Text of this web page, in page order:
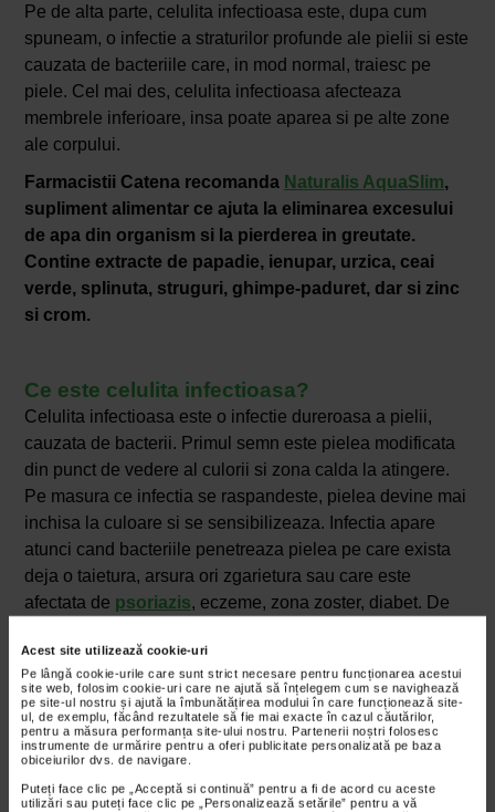
Acest site utilizează cookie-uri
Pe lângă cookie-urile care sunt strict necesare pentru funcționarea acestui
site web, folosim cookie-uri care ne ajută să înțelegem cum se navighează
pe site-ul nostru și ajută la îmbunătățirea modului în care funcționează site-
ul, de exemplu, făcând rezultatele să fie mai exacte în cazul căutărilor,
pentru a măsura performanța site-ului nostru. Partenerii noștri folosesc
instrumente de urmărire pentru a oferi publicitate personalizată pe baza
obiceiurilor dvs. de navigare.
Puteți face clic pe „Acceptă si continuă” pentru a fi de acord cu aceste
utilizări sau puteți face clic pe „Personalizează setările” pentru a vă
Pe de alta parte, celulita infectioasa este, dupa cum
spuneam, o infectie a straturilor profunde ale pielii si este
cauzata de bacteriile care, in mod normal, traiesc pe
piele. Cel mai des, celulita infectioasa afecteaza
membrele inferioare, insa poate aparea si pe alte zone
ale corpului.
Farmacistii Catena recomanda Naturalis AquaSlim,
supliment alimentar ce ajuta la eliminarea excesului
de apa din organism si la pierderea in greutate.
Contine extracte de papadie, ienupar, urzica, ceai
verde, splinuta, struguri, ghimpe-paduret, dar si zinc
si crom.
Ce este celulita infectioasa?
Celulita infectioasa este o infectie dureroasa a pielii,
cauzata de bacterii. Primul semn este pielea modificata
din punct de vedere al culorii si zona calda la atingere.
Pe masura ce infectia se raspandeste, pielea devine mai
inchisa la culoare si se sensibilizeaza. Infectia apare
atunci cand bacteriile penetreaza pielea pe care exista
deja o taietura, arsura ori zgarietura sau care este
afectata de psoriazis, eczeme, zona zoster, diabet. De
de a suferi de celulita infectioasa. Dupa ce bacteriile
ajung sub piele, acestea se multiplica, iar organismul
incepe sa lupte cu infectia, aparand astfel inflamatia la
nivelul zonei afectate.
Naturalis ApetitSlim
Catena pentru a sustine procesul de slabire,